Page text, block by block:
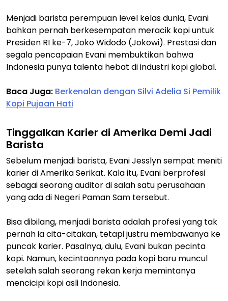
Menjadi barista perempuan level kelas dunia, Evani
bahkan pernah berkesempatan meracik kopi untuk
Presiden RI ke-7, Joko Widodo (Jokowi). Prestasi dan
segala pencapaian Evani membuktikan bahwa
Indonesia punya talenta hebat di industri kopi global.
Baca Juga: Berkenalan dengan Silvi Adelia Si Pemilik
Kopi Pujaan Hati
Tinggalkan Karier di Amerika Demi Jadi
Barista
Sebelum menjadi barista, Evani Jesslyn sempat meniti
karier di Amerika Serikat. Kala itu, Evani berprofesi
sebagai seorang auditor di salah satu perusahaan
yang ada di Negeri Paman Sam tersebut.
Bisa dibilang, menjadi barista adalah profesi yang tak
pernah ia cita-citakan, tetapi justru membawanya ke
puncak karier. Pasalnya, dulu, Evani bukan pecinta
kopi. Namun, kecintaannya pada kopi baru muncul
setelah salah seorang rekan kerja memintanya
mencicipi kopi asli Indonesia.